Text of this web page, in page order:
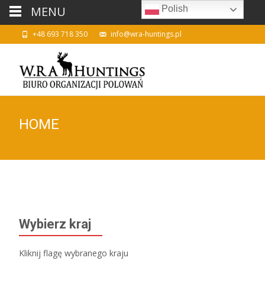
+48 693 718 350 info@wra-huntings.pl
HOME
Wybierz kraj
Kliknij flagę wybranego kraju
Polish
MENU